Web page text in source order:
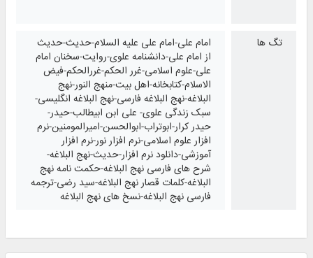
تگ ها
امام علی-امام علی علیه السلام-حدیث-حدیث
از امام علی-دانشنامه علوی-روایت-سخنان امام
علی-علوم اسلامی-غرر الحکم-غررالحکم-فیض
الاسلام-کتابخانه-اهل بیت-منهج النور-نهج
البلاغه-نهج البلاغه فارسی-نهج البلاغه انگلیسی-
سبک زندگی علوی- علی ابن ابیطالب-حیدر-
حیدر کرار-ابوتراب-ابوالحسن-امیرالمومنین-نرم
افزار علوم اسلامی-نرم افزار نور-نرم افزار
آموزشی-دانلود نرم افزار-حدیث-نهج البلاغه-
شرح های فارسی نهج البلاغه-حکمت نامه نهج
البلاغه-کلمات قصار نهج البلاغه-سید رضی-ترجمه
فارسی نهج البلاغه-نسخ های نهج البلاغه